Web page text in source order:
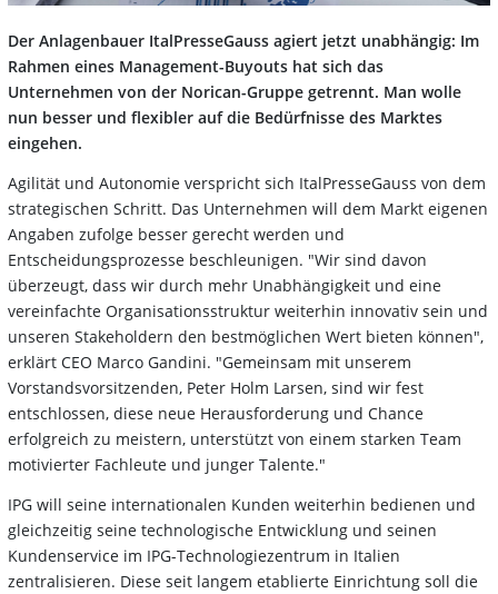
Der Anlagenbauer ItalPresseGauss agiert jetzt unabhängig: Im
Rahmen eines Management-Buyouts hat sich das
Unternehmen von der Norican-Gruppe getrennt. Man wolle
nun besser und flexibler auf die Bedürfnisse des Marktes
eingehen.
Agilität und Autonomie verspricht sich ItalPresseGauss von dem
strategischen Schritt. Das Unternehmen will dem Markt eigenen
Angaben zufolge besser gerecht werden und
Entscheidungsprozesse beschleunigen. "Wir sind davon
überzeugt, dass wir durch mehr Unabhängigkeit und eine
vereinfachte Organisationsstruktur weiterhin innovativ sein und
unseren Stakeholdern den bestmöglichen Wert bieten können",
erklärt CEO Marco Gandini. "Gemeinsam mit unserem
Vorstandsvorsitzenden, Peter Holm Larsen, sind wir fest
entschlossen, diese neue Herausforderung und Chance
erfolgreich zu meistern, unterstützt von einem starken Team
motivierter Fachleute und junger Talente."
IPG will seine internationalen Kunden weiterhin bedienen und
gleichzeitig seine technologische Entwicklung und seinen
Kundenservice im IPG-Technologiezentrum in Italien
zentralisieren. Diese seit langem etablierte Einrichtung soll die